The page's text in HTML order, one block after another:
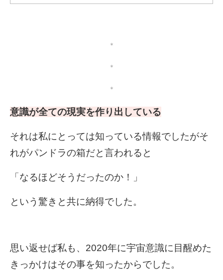
＊
＊
＊
意識が全ての現実を作り出している
それは私にとっては知っている情報でしたがそ
れがパンドラの箱だと言われると
「なるほどそうだったのか！」
という驚きと共に納得でした。
思い返せば私も、2020年に宇宙意識に 目醒めた
きっかけはその事を知ったからでした。